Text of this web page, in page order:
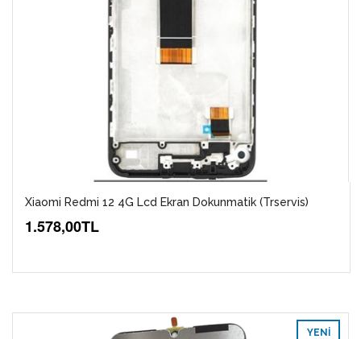
Xiaomi Redmi 12 4G Lcd Ekran Dokunmatik (trservis)
1.578,00TL
YENI